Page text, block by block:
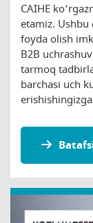
CAIHE
etamiz. Ushbu
foyda olish
B2B
tarmoq
barchasi uch